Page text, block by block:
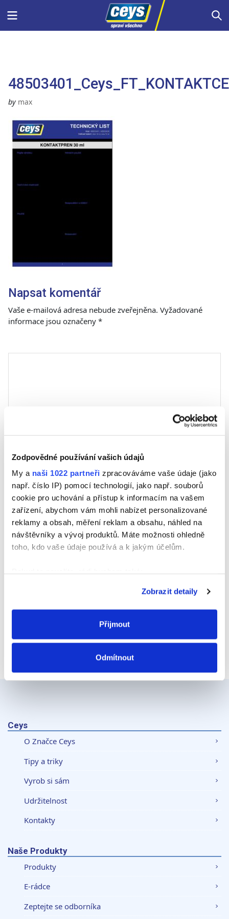
Zodpovědné používání vašich údajů
My a naši 1022 partneři zpracováváme vaše údaje (jako
např. číslo IP) pomocí technologií, jako např. souborů
cookie pro uchování a přístup k informacím na vašem
zařízení, abychom vám mohli nabízet personalizované
reklamy a obsah, měření reklam a obsahu, náhled na
návštěvníky a vývoj produktů. Máte možnosti ohledně
toho, kdo vaše údaje používá a k jakým účelům.
poloze, které mohou být přesné na několik metrů
Identifikovali vaše zařízení pomocí aktivního
skenování pro konkrétní charakteristiky (otisk prstu)
Zjistěte více o tom, jak zpracováváme vaše osobní
Svůj souhlas můžete kdykoliv změnit nebo odvolat v
části Prohlášení o souborech cookie.
soubory cookie. Informace o tom, jak náš web používáte,
analýzy. Partneři tyto údaje mohou zkombinovat s
dalšími informacemi, které jste jim poskytli nebo které
Zobrazit detaily
Přijmout
Odmítnout
Menu
by max
Napsat komentář
Vaše e-mailová adresa nebude zveřejněna. Vyžadované
informace jsou označeny *
Jméno
E-mail
Ceys
O Značce Ceys
Tipy a triky
Vyrob si sám
Udržitelnost
Kontakty
Naše Produkty
Produkty
E-rádce
Zeptejte se odborníka